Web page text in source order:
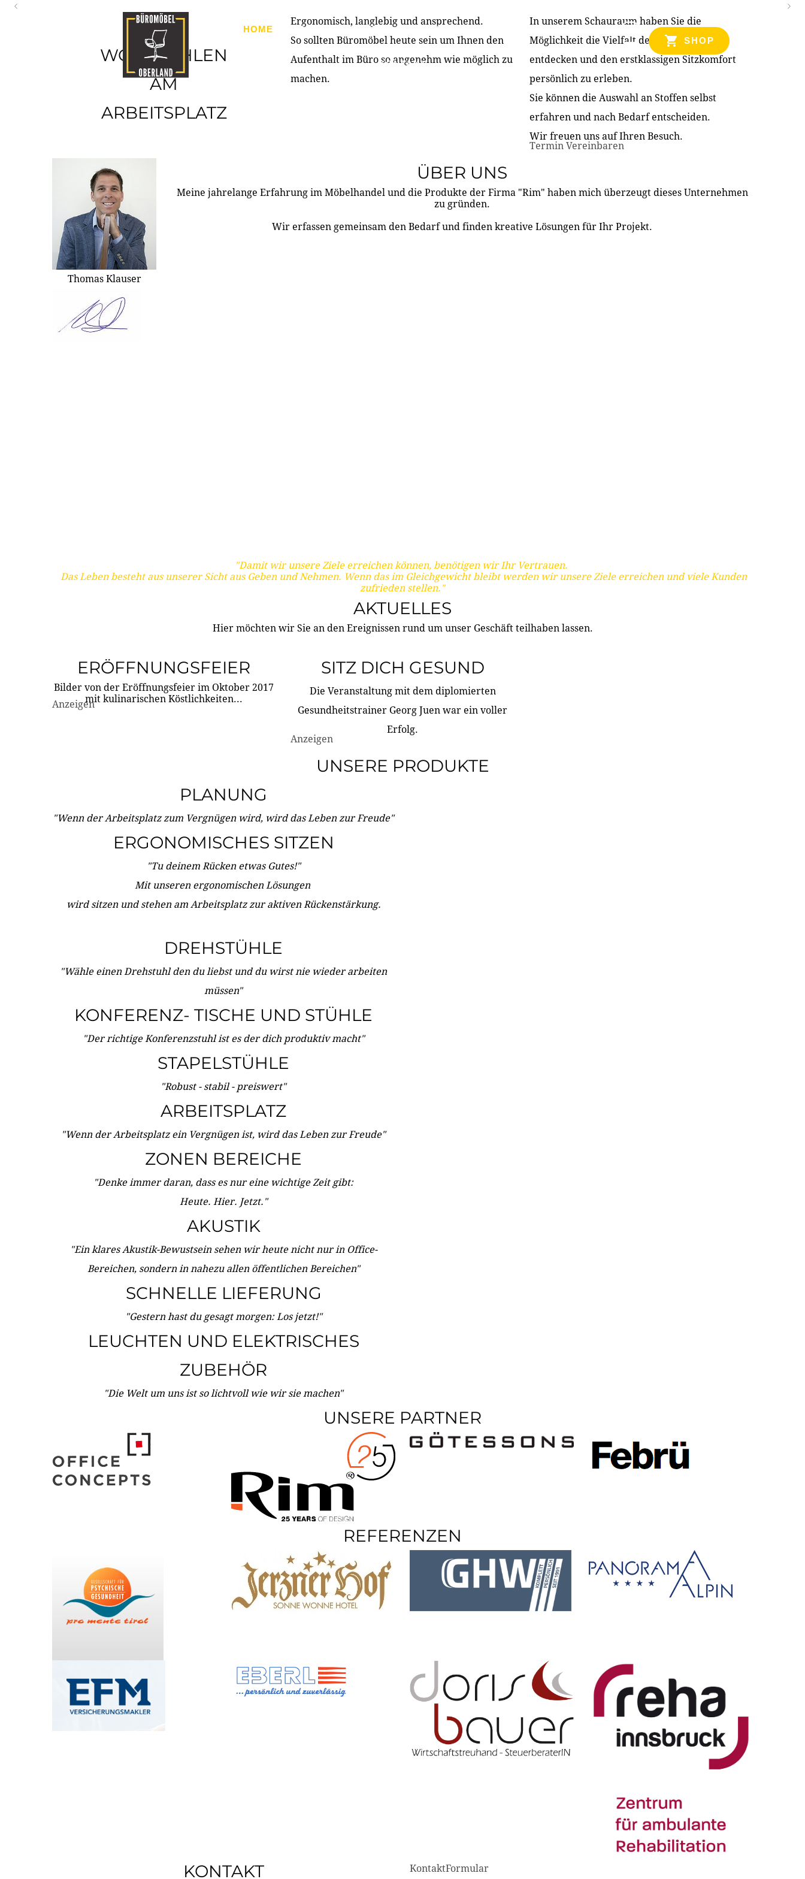
HOME PRODUKTE ÜBER UNS PARTNER & REFERENZEN
KONTAKT
SHOP
WOHLFÜHLEN
AM
ARBEITSPLATZ
Ergonomisch, langlebig und ansprechend.
So sollten Büromöbel heute sein um Ihnen den
Aufenthalt im Büro so angenehm wie möglich zu
machen.
In unserem Schauraum haben Sie die
Möglichkeit die Vielfalt der Produkte zu
entdecken und den erstklassigen Sitzkomfort
persönlich zu erleben.
Sie können die Auswahl an Stoffen selbst
erfahren und nach Bedarf entscheiden.
Wir freuen uns auf Ihren Besuch.
Termin Vereinbaren
Thomas Klauser
ÜBER UNS
Meine jahrelange Erfahrung im Möbelhandel und die Produkte der Firma "Rim" haben mich überzeugt dieses Unternehmen
zu gründen.
Wir erfassen gemeinsam den Bedarf und finden kreative Lösungen für Ihr Projekt.
"Damit wir unsere Ziele erreichen können, benötigen wir Ihr Vertrauen.
Das Leben besteht aus unserer Sicht aus Geben und Nehmen. Wenn das im Gleichgewicht bleibt werden wir unsere Ziele erreichen und viele Kunden
zufrieden stellen."
AKTUELLES
Hier möchten wir Sie an den Ereignissen rund um unser Geschäft teilhaben lassen.
ERÖFFNUNGSFEIER
Bilder von der Eröffnungsfeier im Oktober 2017
mit kulinarischen Köstlichkeiten...
Anzeigen
SITZ DICH GESUND
Die Veranstaltung mit dem diplomierten
Gesundheitstrainer Georg Juen war ein voller
Erfolg.
Anzeigen
UNSERE PRODUKTE
PLANUNG
"Wenn der Arbeitsplatz zum Vergnügen wird, wird das Leben zur Freude"
ERGONOMISCHES SITZEN
"Tu deinem Rücken etwas Gutes!"
Mit unseren ergonomischen Lösungen
wird sitzen und stehen am Arbeitsplatz zur aktiven Rückenstärkung.
DREHSTÜHLE
"Wähle einen Drehstuhl den du liebst und du wirst nie wieder arbeiten
müssen"
KONFERENZ- TISCHE UND STÜHLE
"Der richtige Konferenzstuhl ist es der dich produktiv macht"
STAPELSTÜHLE
"Robust - stabil - preiswert"
ARBEITSPLATZ
"Wenn der Arbeitsplatz ein Vergnügen ist, wird das Leben zur Freude"
ZONEN BEREICHE
"Denke immer daran, dass es nur eine wichtige Zeit gibt:
Heute. Hier. Jetzt."
AKUSTIK
"Ein klares Akustik-Bewustsein sehen wir heute nicht nur in Office-
Bereichen, sondern in nahezu allen öffentlichen Bereichen"
SCHNELLE LIEFERUNG
"Gestern hast du gesagt morgen: Los jetzt!"
LEUCHTEN UND ELEKTRISCHES
ZUBEHÖR
"Die Welt um uns ist so lichtvoll wie wir sie machen"
UNSERE PARTNER
REFERENZEN
KONTAKT KontaktFormular